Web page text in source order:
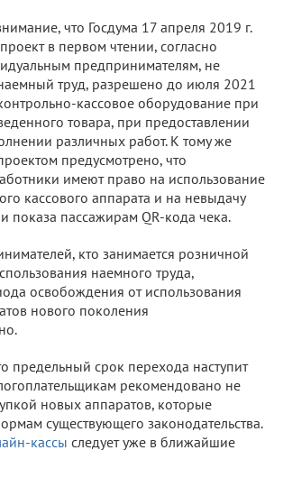
что Госдума 17 апреля 2019 г.
в первом чтении, согласно
предпринимателям, не
труд, разрешено до июля 2021
кассовое оборудование при
товара, при предоставлении
различных работ. К тому же
предусмотрено, что
имеют право на использование
кассового аппарата и на невыдачу
показа пассажирам QR-кода чека.
кто занимается розничной
наемного труда,
освобождения от использования
нового поколения
предельный срок перехода наступит
рекомендовано не
новых аппаратов, которые
существующего законодательства.
кассы следует уже в ближайшие